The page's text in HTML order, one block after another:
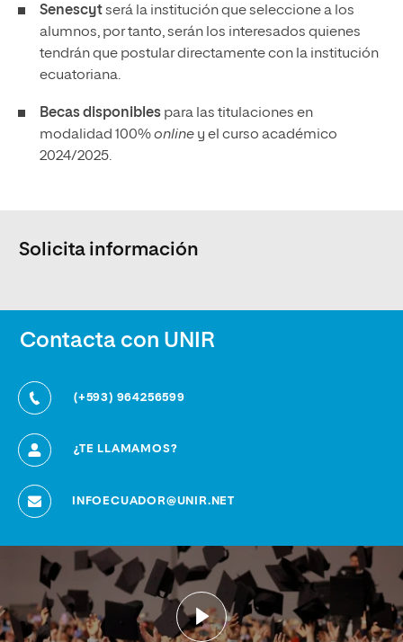
Senescytserá la institución que seleccione a los
alumnos, por tanto, serán los interesados quienes
tendrán que postular directamente con la institución
ecuatoriana.
Becas disponibles para las titulaciones en
modalidad 100%online y el curso académico
2024/2025.
Solicita información
Contacta con UNIR
(+593) 964256599
¿TE LLAMAMOS?
INFOECUADOR@UNIR.NET